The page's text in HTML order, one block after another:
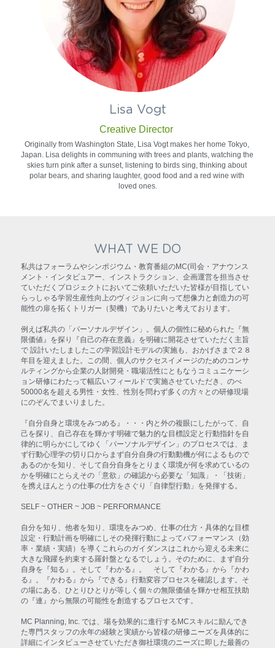
Lisa Vogt
Creative Director
Originally from Washington State, Lisa Vogt makes her home Tokyo,
Japan. Lisa delights in communing with trees and plants, watching the
skies turn pink after a sunset, listening to birds sing, thinking about
polar bears, and sharing laughter, good food and a red wine with
loved ones.
WHAT WE DO
私共はフォーラムやシンポジウム・教育番組のMC(司会・アナウンス
メント・インタビュアー、インストラクション、企画運営を担当させ
ていただくプロジェクトにおいてご依頼いただいた皆様が目指してい
らっしゃる学習生産性向上のヴィジョンに向って想像力と創造力の可
能性の扉を拓くトリガー（契機）でありたいと考えております。
例えば私共の「パーソナルデザイン」。個人の個性に秘められた『無
限価値』を探り『自己の存在意義』を明確に開花させていただく主旨
で 設計いたしましたこの学習設計モデルの実施も、おかげさまで２８
年目を迎えました。この間、個人のサクセスイメージのためのコンサ
ルティングから企業の人財開発・職場活性にともなうコミュニケーシ
ョン研修にわたって幅広いフィールドで実施させていただき、のべ
50000名を超える男性・女性、性別を問わず多くの方々との研修現場
にのぞんでまいりました。
『自分自身と環境をみつめる』・・・内と外の複眼にしたがって、自
己を探り、自己存在を輝かす明確で魅力的な目標設定と行動指針を自
律的に明らかにしてゆく「パーソナルデザイン」のプロセスでは、ま
ず行動心理学の切り口からまず自分自身の行動動機が何によるもので
あるのかを知り、そして自分自身をとりまく環境が何を求めているの
かを明確にとらえその「意欲」の確認から必要な「知識」・「技術」
を携えほんとうの仕事の仕方をさぐり「自律型行動」を発揮する。
SELF ~ OTHER ~ JOB ~ PERFORMANCE
自分を知り、他者を知り、環境をみつめ、仕事の仕方・具体的な目標
設定・行動計画を明確にしその発揮行動によってパフォーマンス（効
率・業績・実績）を導くこれらのガイダンスはこれから迎える未来に
大きな飛躍を約束する羅針盤となるでしょう。そのために、まず自分
自身を『知る』。そして『わかる』。　そして『わかる』から『かわ
る』。『かわる』から『できる』行動変容プロセスを確認します。そ
の場にある、ひとりひとりが等しく個々の無限価値を輝かせ相互扶助
の『連』から無限の可能性を創造するプロセスです。
MC Planning, Inc. では、場を効果的に進行するMCスキルに励んでき
た専門スタッフの永年の経験と実績から皆様の研修ニーズを具体的に
詳細にインタビューさせていただき御社環境のニーズに即した最善の